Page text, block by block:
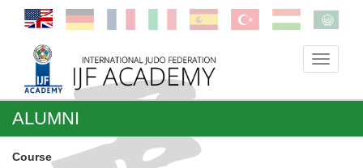
Toggle
ALUMNI
Course